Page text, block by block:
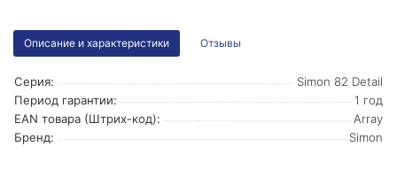
Описание и характеристики Отзывы
Серия:
Simon 82 Detail
Период гарантии:
1 год
EAN товара (Штрих-код):
Array
Бренд:
Simon